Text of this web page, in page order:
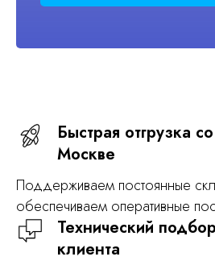
Быстрая отгрузка
Москве
Поддерживаем постоянные
обеспечиваем оперативные
Технический
клиента